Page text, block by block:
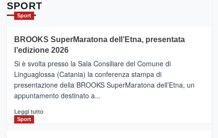
con
la
Al
via
i
collegamenti
SPORT
Sport
BROOKS SuperMaratona dell’Etna, presentata
l’edizione 2026
Si è svolta presso la Sala Consiliare del Comune di
Linguaglossa (Catania) la conferenza stampa di
presentazione della BROOKS SuperMaratona dell’Etna, un
appuntamento destinato a...
Leggi tuttoLeggi
Sport